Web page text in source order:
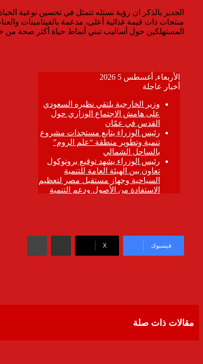
الجدير بالذكر ان رؤية نستله تتمثل في تحسين نوعية
منتجات ذات قيمة غذائية أعلى، مدعمة بالفيتامينات
المستهلكين حول أساليب تبني أنماط حياة أكثر صحة من
فيسبوك ‫X
مشاركة عبر البريد طباعة
مقالات ذات صلة